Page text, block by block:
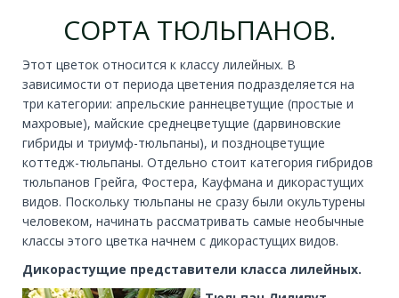
СОРТА ТЮЛЬПАНОВ.
Этот цветок относится к классу лилейных. В
зависимости от периода цветения подразделяется на
три категории: апрельские раннецветущие (простые и
махровые), майские среднецветущие (дарвиновские
гибриды и триумф-тюльпаны), и поздноцветущие
коттедж-тюльпаны. Отдельно стоит категория гибридов
тюльпанов Грейга, Фостера, Кауфмана и дикорастущих
видов. Поскольку тюльпаны не сразу были окультурены
человеком, начинать рассматривать самые необычные
классы этого цветка начнем с дикорастущих видов.
Дикорастущие представители класса лилейных.